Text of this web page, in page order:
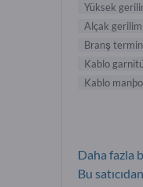
Yüksek
Alçak
Branş
Kablo
Kablo
Daha fazla
Bu